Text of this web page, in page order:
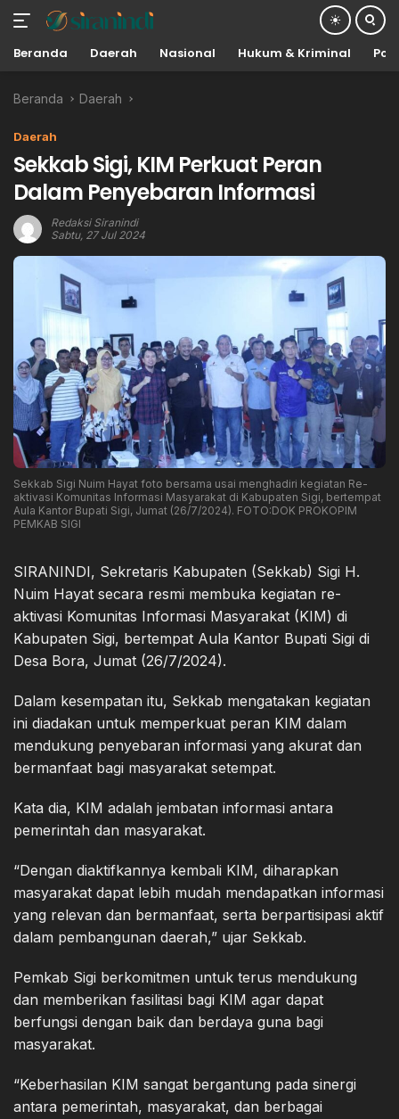
Beranda Daerah Nasional Hukum & Kriminal
Beranda Daerah
Daerah
Sekkab Sigi, KIM Perkuat Peran
Dalam Penyebaran Informasi
Redaksi Siranindi
Sabtu, 27 Jul 2024
Sekkab Sigi Nuim Hayat foto bersama usai menghadiri kegiatan Re-
aktivasi Komunitas Informasi Masyarakat di Kabupaten Sigi, bertempat
Aula Kantor Bupati Sigi, Jumat (26/7/2024). FOTO:DOK PROKOPIM
PEMKAB SIGI
SIRANINDI, Sekretaris Kabupaten (Sekkab) Sigi H.
Nuim Hayat secara resmi membuka kegiatan re-
aktivasi Komunitas Informasi Masyarakat (KIM) di
Kabupaten Sigi, bertempat Aula Kantor Bupati Sigi di
Desa Bora, Jumat (26/7/2024).
Dalam kesempatan itu, Sekkab mengatakan kegiatan
ini diadakan untuk memperkuat peran KIM dalam
mendukung penyebaran informasi yang akurat dan
bermanfaat bagi masyarakat setempat.
Kata dia, KIM adalah jembatan informasi antara
pemerintah dan masyarakat.
“Dengan diaktifkannya kembali KIM, diharapkan
masyarakat dapat lebih mudah mendapatkan informasi
yang relevan dan bermanfaat, serta berpartisipasi aktif
dalam pembangunan daerah,” ujar Sekkab.
Pemkab Sigi berkomitmen untuk terus mendukung
dan memberikan fasilitasi bagi KIM agar dapat
berfungsi dengan baik dan berdaya guna bagi
masyarakat.
“Keberhasilan KIM sangat bergantung pada sinergi
antara pemerintah, masyarakat, dan berbagai